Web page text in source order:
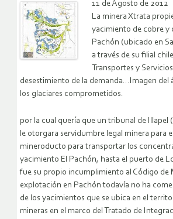
11 de Agosto de 2012
La minera Xtrata
yacimiento de cobre y
Pachón (ubicado en
a través de su filial
Transportes y
desestimiento de la demanda…Imagen del
los glaciares comprometidos.
por la cual quería que un tribunal de Illapel
le otorgara servidumbre legal minera para
mineroducto para transportar los
yacimiento El Pachón, hasta el puerto de
fue su propio incumplimiento al Código de
explotación en Pachón todavía no ha
de los yacimientos que se ubica en el
mineras en el marco del Tratado de